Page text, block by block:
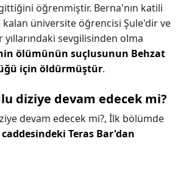
gittiğini öğrenmiştir. Berna'nın katili
kalan üniversite öğrencisi Şule'dir ve
yıllarındaki sevgilisinden olma
ölümünün suçlusunun Behzat
için öldürmüştür.
diziye devam edecek mi?
devam edecek mi?, İlk bölümde
Teras Bar'dan